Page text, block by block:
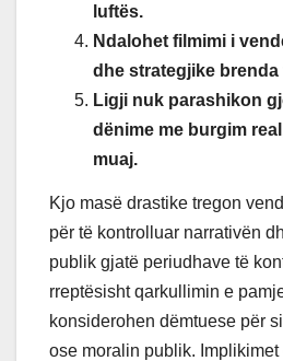
luftës.
Ndalohet filmimi i
dhe strategjike
Ligji nuk parashikon
dënime me burgim
muaj.
Kjo masë drastike tregon
për të kontrolluar narrativën
publik gjatë periudhave të
rreptësisht qarkullimin e
konsiderohen dëmtuese për
ose moralin publik.